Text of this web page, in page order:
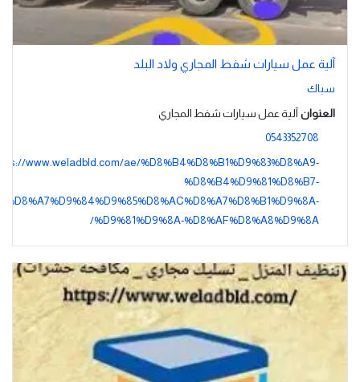
آلية عمل سيارات شفط المجاري ولاد البلد
سباك
العنوان آلية عمل سيارات شفط المجاري
0543352708
www.weladbld.com/ae/%D8%B4%D8%B1%D9%83%D8%A9-
%D8%B4%D9%81%D8%B7-
%D8%A7%D9%84%D9%85%D8%AC%D8%A7%D8%B1%D9%8A-
%D9%81%D9%8A-%D8%AF%D8%A8%D9%8A/